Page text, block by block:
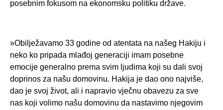
posebnim fokusom na ekonomsku politiku države.
»Obilježavamo 33 godine od atentata na našeg Hakiju i
neko ko pripada mlađoj generaciji imam posebne
emocije generalno prema svim ljudima koji su dali svoj
doprinos za našu domovinu. Hakija je dao ono najviše,
dao je svoj život, ali i napravio vječnu obavezu za sve
nas koji volimo našu domovinu da nastavimo njegovim